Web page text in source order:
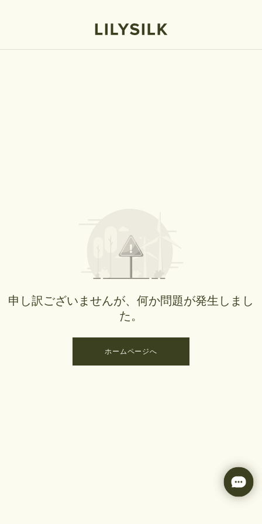
申し訳ございませんが、何か問題が発生しまし
た。
ホームページへ